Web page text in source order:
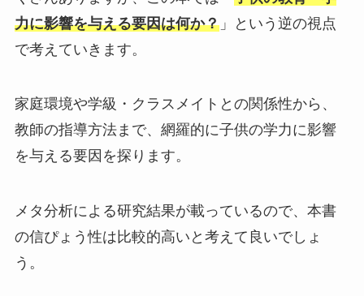
力に影響を与える要因は何か？」という逆の視点
で考えていきます。
家庭環境や学級・クラスメイトとの関係性から、
教師の指導方法まで、網羅的に子供の学力に影響
を与える要因を探ります。
メタ分析による研究結果が載っているので、本書
の信ぴょう性は比較的高いと考えて良いでしょ
う。